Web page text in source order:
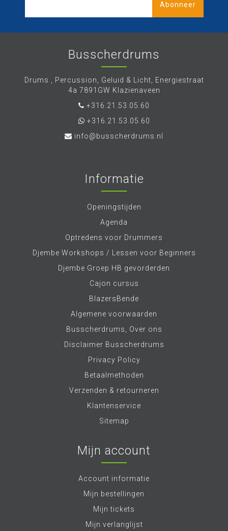
Abonneer
Busscherdrums
Drums , Percussion, Geluid & Licht, Energiestraat
4a 7891GW Klazienaveen
+316.21.53.05.60
+316.21.53.05.60
info@busscherdrums.nl
Informatie
Openingstijden
Agenda
Optredens voor Drummers
Djembe Workshops / Lessen voor Beginners
Djembe Groep HB gevorderden
Cajon cursus
BlazersBende
Algemene voorwaarden
Busscherdrums, Over ons
Disclaimer Busscherdrums
Privacy Policy
Betaalmethoden
Verzenden & retourneren
Klantenservice
Sitemap
Mijn account
Account informatie
Mijn bestellingen
Mijn tickets
Mijn verlanglijst